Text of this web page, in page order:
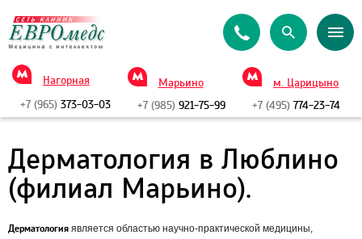
Нагорная
+7 (965) 373-03-03
Марьино
+7 (985)921-75-99
м. Царицыно
+7 (495) 774-23-74
Дерматология в Люблино
(филиал Марьино).
Дерматология является областью научно-практической медицины,